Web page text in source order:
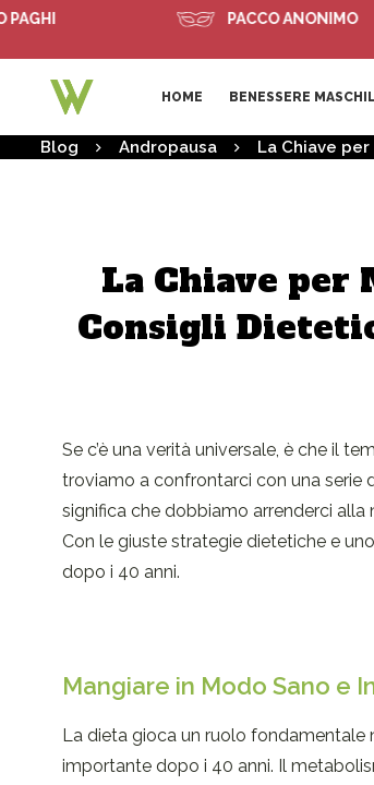
PACCO ANONIMO
HOME BENESSERE
Blog Andropausa La Chiave
La Chiave per
Consigli
Se c’è una verità universale, è che il
troviamo a confrontarci con una serie
significa che dobbiamo arrenderci
Con le giuste strategie dietetiche e
dopo i 40 anni.
Mangiare in Modo Sano e
La dieta gioca un ruolo fondamentale
importante dopo i 40 anni. Il